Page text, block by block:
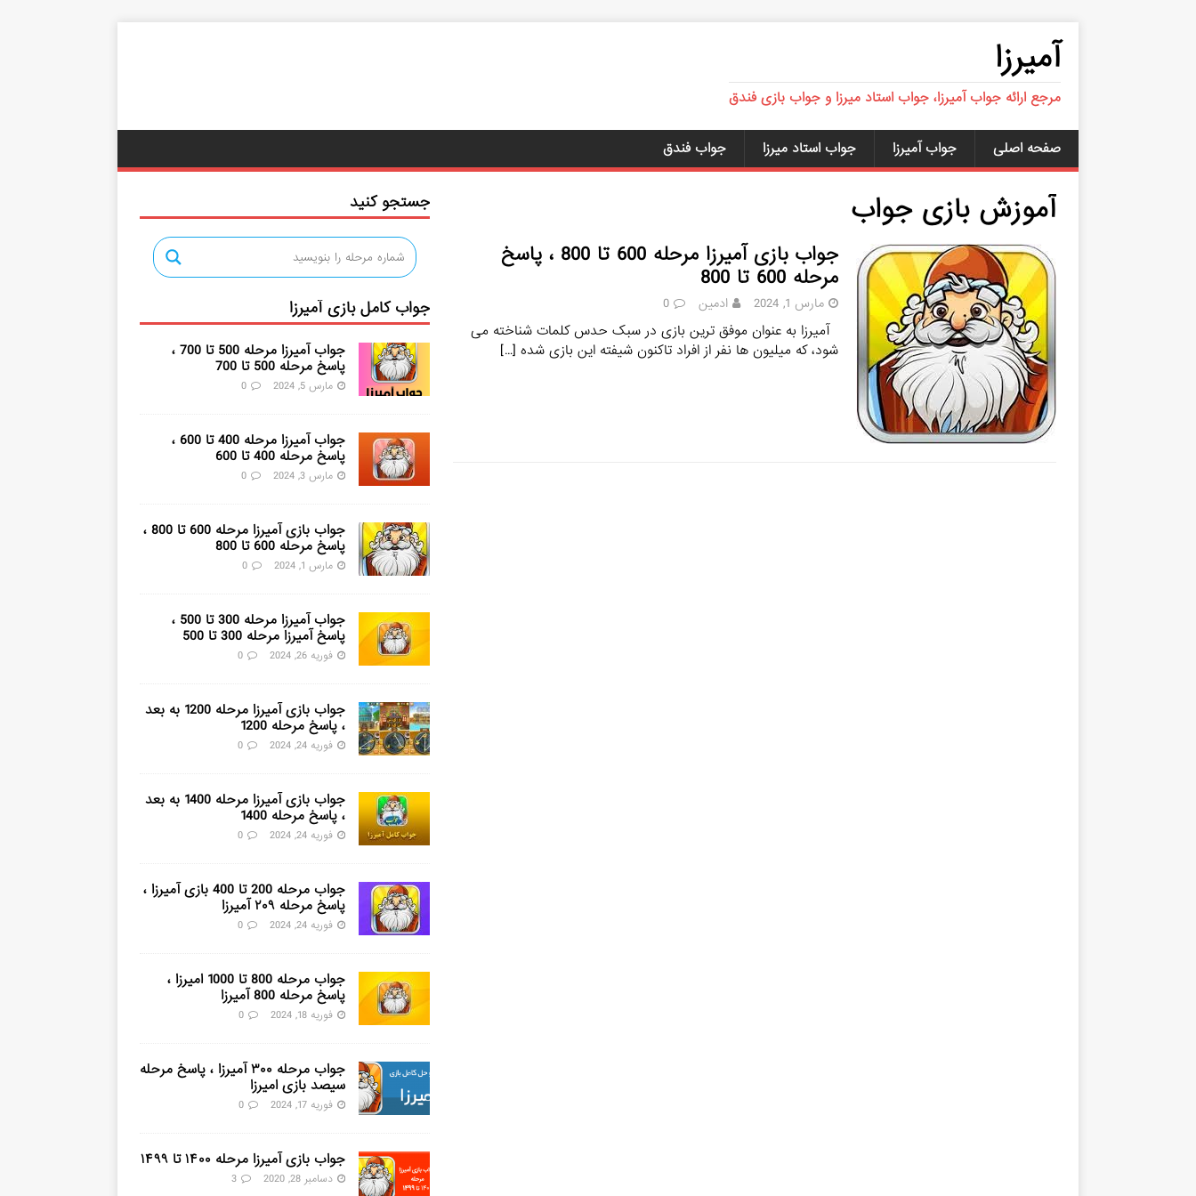
آمیرزا
مرجع ارائه جواب آمیرزا، جواب استاد میرزا و جواب بازی فندق
صفحه اصلی جواب آمیرزا جواب استاد میرزا جواب فندق
آموزش بازی جواب
جواب بازی آمیرزا مرحله 600 تا 800 ، پاسخ
مرحله 600 تا 800
مارس 1, 2024 ادمین 0
آمیرزا به عنوان موفق‌ ترین بازی در سبک حدس کلمات شناخته می‌
شود، که میلیون‌ ها نفر از افراد تاکنون شیفته این بازی شده‌ […]
جستجو کنید
جواب کامل بازی آمیرزا
جواب آمیرزا مرحله 500 تا 700 ،
پاسخ مرحله 500 تا 700
مارس 5, 2024 0
جواب آمیرزا مرحله 400 تا 600 ،
پاسخ مرحله 400 تا 600
مارس 3, 2024 0
جواب بازی آمیرزا مرحله 600 تا 800 ،
پاسخ مرحله 600 تا 800
مارس 1, 2024 0
جواب آمیرزا مرحله 300 تا 500 ،
پاسخ آمیرزا مرحله 300 تا 500
فوریه 26, 2024 0
جواب بازی آمیرزا مرحله 1200 به بعد
، پاسخ مرحله 1200
فوریه 24, 2024 0
جواب بازی آمیرزا مرحله 1400 به بعد
، پاسخ مرحله 1400
فوریه 24, 2024 0
جواب مرحله 200 تا 400 بازی آمیرزا ،
پاسخ مرحله ۲۰۹ آمیرزا
فوریه 24, 2024 0
جواب مرحله 800 تا 1000 امیرزا ،
پاسخ مرحله 800 آمیرزا
فوریه 18, 2024 0
جواب مرحله ۳۰۰ آمیرزا ، پاسخ مرحله
سیصد بازی امیرزا
فوریه 17, 2024 0
جواب بازی آمیرزا مرحله ۱۴۰۰ تا ۱۴۹۹
دسامبر 28, 2020 3